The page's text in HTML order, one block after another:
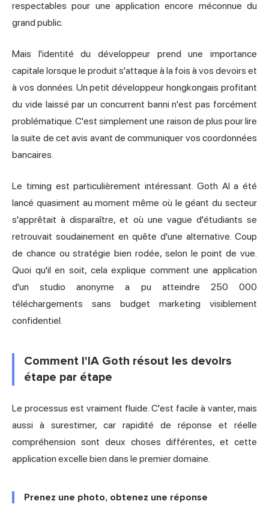
respectables pour une application encore méconnue du
grand public.
Mais l'identité du développeur prend une importance
capitale lorsque le produit s'attaque à la fois à vos devoirs et
à vos données. Un petit développeur hongkongais profitant
du vide laissé par un concurrent banni n'est pas forcément
problématique. C'est simplement une raison de plus pour lire
la suite de cet avis avant de communiquer vos coordonnées
bancaires.
Le timing est particulièrement intéressant. Goth AI a été
lancé quasiment au moment même où le géant du secteur
s'apprêtait à disparaître, et où une vague d'étudiants se
retrouvait soudainement en quête d'une alternative. Coup
de chance ou stratégie bien rodée, selon le point de vue.
Quoi qu'il en soit, cela explique comment une application
d'un studio anonyme a pu atteindre 250 000
téléchargements sans budget marketing visiblement
confidentiel.
Comment l'IA Goth résout les devoirs
étape par étape
Le processus est vraiment fluide. C'est facile à vanter, mais
aussi à surestimer, car rapidité de réponse et réelle
compréhension sont deux choses différentes, et cette
application excelle bien dans le premier domaine.
Prenez une photo, obtenez une réponse